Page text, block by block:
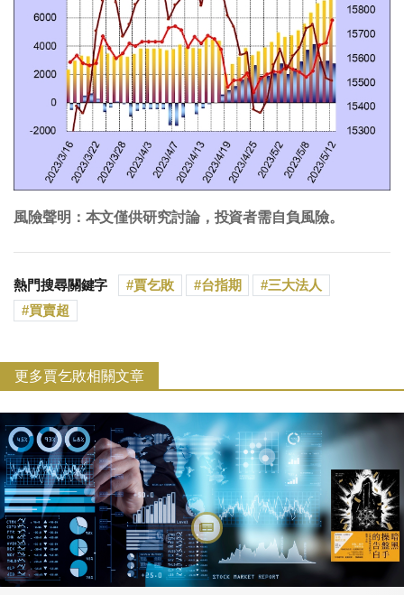
風險聲明：本文僅供研究討論，投資者需自負風險。
熱門搜尋關鍵字 賈乞敗 台指期
三大法人
買賣超
更多賈乞敗相關文章